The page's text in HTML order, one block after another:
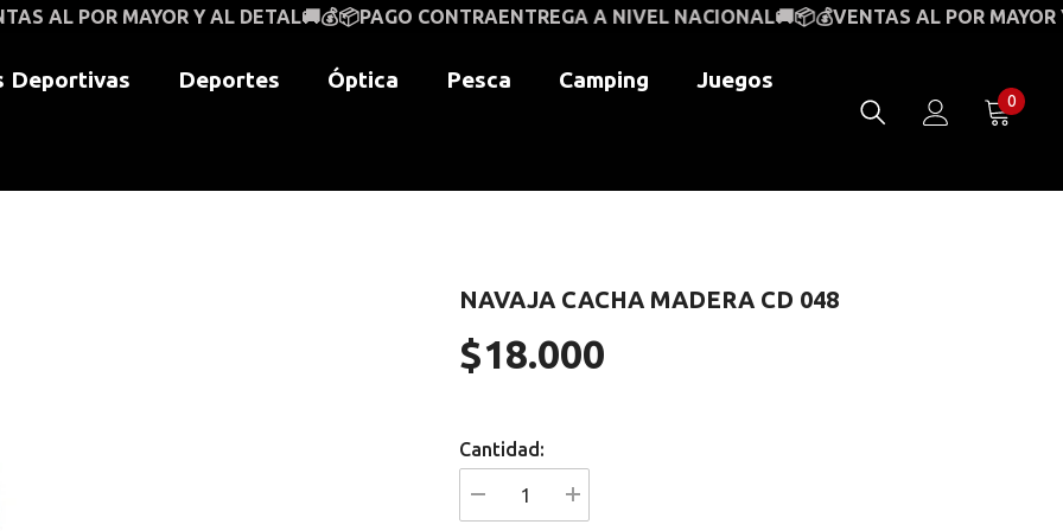
Y AL DETAL🚚💰📦PAGO CONTRAENTREGA A NIVEL NACIONAL🚚📦💰VENTAS AL POR MAYOR Y AL
Deportivas Deportes Óptica Pesca Camping Juegos
00
NAVAJA CACHA MADERA CD 048
Precio
regular
$18.000
Cantidad:
Error:
I18n
Error: